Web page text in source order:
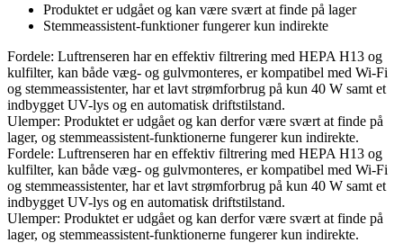
Produktet er udgået og kan være svært at finde på lager
Stemmeassistent-funktioner fungerer kun indirekte
Fordele: Luftrenseren har en effektiv filtrering med HEPA H13 og
kulfilter, kan både væg- og gulvmonteres, er kompatibel med Wi-Fi
og stemmeassistenter, har et lavt strømforbrug på kun 40 W samt et
indbygget UV-lys og en automatisk driftstilstand.
Ulemper: Produktet er udgået og kan derfor være svært at finde på
lager, og stemmeassistent-funktionerne fungerer kun indirekte.
Fordele: Luftrenseren har en effektiv filtrering med HEPA H13 og
kulfilter, kan både væg- og gulvmonteres, er kompatibel med Wi-Fi
og stemmeassistenter, har et lavt strømforbrug på kun 40 W samt et
indbygget UV-lys og en automatisk driftstilstand.
Ulemper: Produktet er udgået og kan derfor være svært at finde på
lager, og stemmeassistent-funktionerne fungerer kun indirekte.